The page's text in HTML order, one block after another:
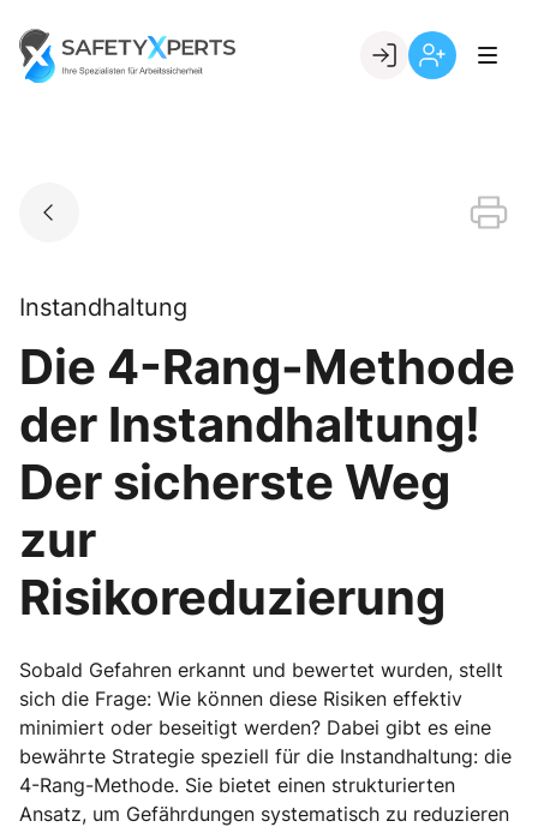
content
Go to landing page.
Instandhaltung
Die 4-Rang-Methode
der Instandhaltung!
Der sicherste Weg
zur
Risikoreduzierung
Sobald Gefahren erkannt und bewertet wurden, stellt
sich die Frage: Wie können diese Risiken effektiv
minimiert oder beseitigt werden? Dabei gibt es eine
bewährte Strategie speziell für die Instandhaltung: die
4-Rang-Methode. Sie bietet einen strukturierten
Ansatz, um Gefährdungen systematisch zu reduzieren